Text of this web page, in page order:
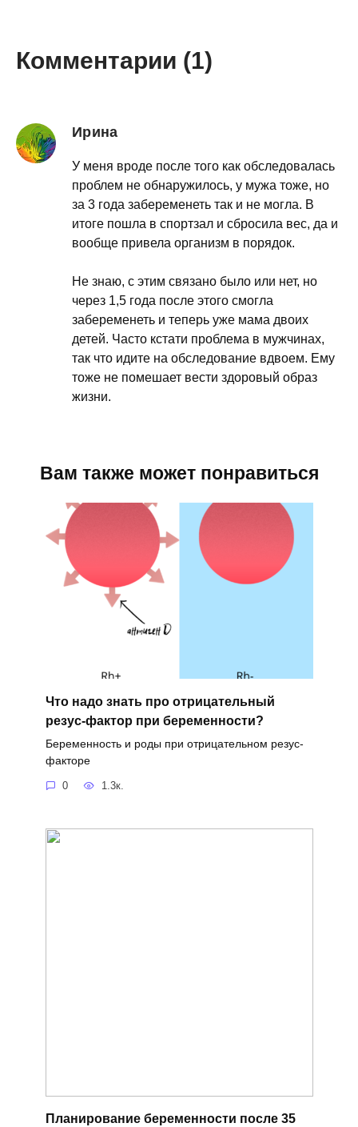
Комментарии (1)
Ирина
У меня вроде после того как обследовалась
проблем не обнаружилось, у мужа тоже, но
за 3 года забеременеть так и не могла. В
итоге пошла в спортзал и сбросила вес, да и
вообще привела организм в порядок.
Не знаю, с этим связано было или нет, но
через 1,5 года после этого смогла
забеременеть и теперь уже мама двоих
детей. Часто кстати проблема в мужчинах,
так что идите на обследование вдвоем. Ему
тоже не помешает вести здоровый образ
жизни.
Вам также может понравиться
Что надо знать про отрицательный
резус-фактор при беременности?
Беременность и роды при отрицательном резус-
факторе
0 1.3к.
Планирование беременности после 35